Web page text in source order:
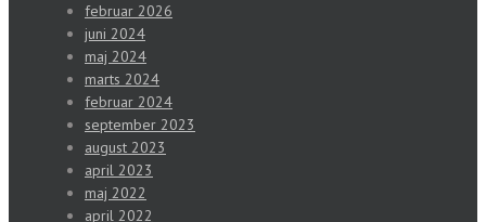
februar 2026
juni 2024
maj 2024
marts 2024
februar 2024
september 2023
august 2023
april 2023
maj 2022
april 2022